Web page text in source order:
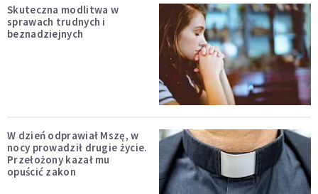
Skuteczna modlitwa w
sprawach trudnych i
beznadziejnych
W dzień odprawiał Mszę, w
nocy prowadził drugie życie.
Przełożony kazał mu
opuścić zakon